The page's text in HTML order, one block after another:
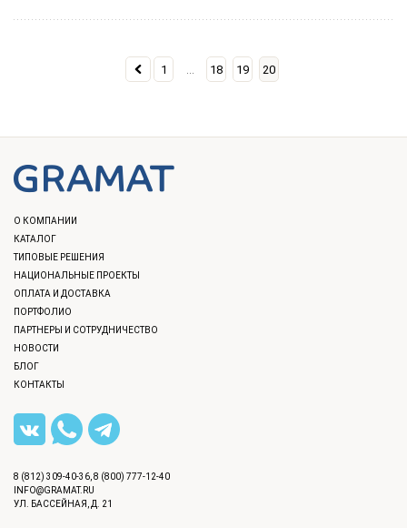
1 ... 18 19 20
О КОМПАНИИ
КАТАЛОГ
ТИПОВЫЕ РЕШЕНИЯ
НАЦИОНАЛЬНЫЕ ПРОЕКТЫ
ОПЛАТА И ДОСТАВКА
ПОРТФОЛИО
ПАРТНЕРЫ И СОТРУДНИЧЕСТВО
НОВОСТИ
БЛОГ
КОНТАКТЫ
8 (812) 309-40-36 8 (800) 777-12-40
INFO@GRAMAT.RU
УЛ. БАССЕЙНАЯ, Д. 21
Нажимая «Продолжить» или закрывая окно вы соглашаетесь
с использованием cookie-файлов и обработку персональных